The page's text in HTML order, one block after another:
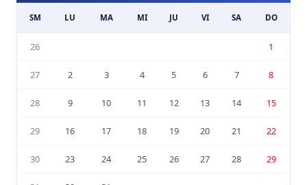
SM LU MA MI JU VI SA DO
26 1
27 2 3 4 5 6 7 8
28 9 10 11 12 13 14 15
29 16 17 18 19 20 21 22
30 23 24 25 26 27 28 29